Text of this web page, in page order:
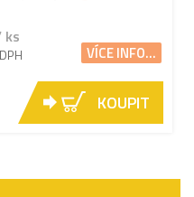
ks
VÍCE INFO...
KOUPIT